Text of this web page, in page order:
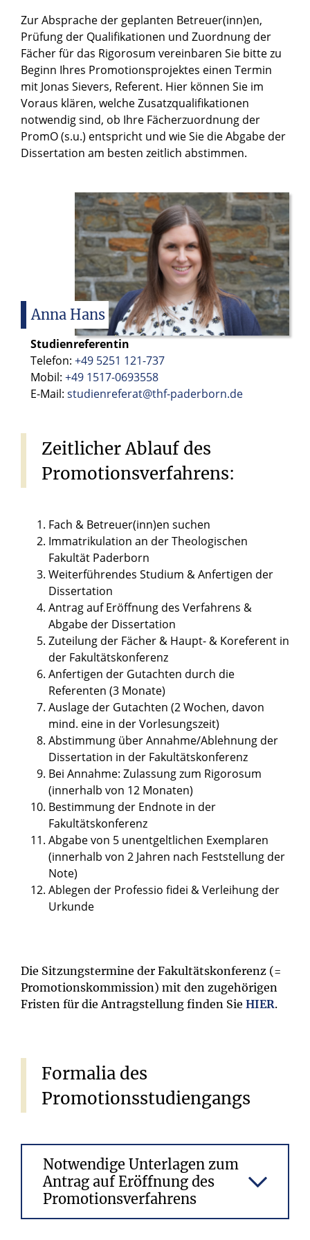
Zur Absprache der geplanten Betreuer(inn)en,
Prüfung der Qualifikationen und Zuordnung der
Fächer für das Rigorosum vereinbaren Sie bitte zu
Beginn Ihres Promotionsprojektes einen Termin
mit Jonas Sievers, Referent. Hier können Sie im
Voraus klären, welche Zusatzqualifikationen
notwendig sind, ob Ihre Fächerzuordnung der
PromO (s.u.) entspricht und wie Sie die Abgabe der
Dissertation am besten zeitlich abstimmen.
Anna Hans
Studienreferentin
Telefon: +49 5251 121-737
Mobil: +49 1517-0693558
E-Mail: studienreferat@thf-paderborn.de
ZeitlicherAblauf des
Promotionsverfahrens:
Fach & Betreuer(inn)en suchen
Immatrikulation an der Theologischen
Fakultät Paderborn
Weiterführendes Studium & Anfertigen der
Dissertation
Antrag auf Eröffnung des Verfahrens &
Abgabe der Dissertation
Zuteilung der Fächer & Haupt- & Koreferent in
der Fakultätskonferenz
Anfertigen der Gutachten durch die
Referenten (3 Monate)
Auslage der Gutachten (2 Wochen, davon
mind. eine in der Vorlesungszeit)
Abstimmung über Annahme/Ablehnung der
Dissertation in der Fakultätskonferenz
Bei Annahme: Zulassung zum Rigorosum
(innerhalb von 12 Monaten)
Bestimmung der Endnote in der
Fakultätskonferenz
Abgabe von 5 unentgeltlichen Exemplaren
(innerhalb von 2 Jahren nach Feststellung der
Note)
Ablegen der Professio fidei & Verleihung der
Urkunde
Die Sitzungstermine der Fakultätskonferenz (=
Promotionskommission) mit den zugehörigen
Fristen für die Antragstellung finden Sie HIER.
Formalia des
Promotionsstudiengangs
Notwendige Unterlagen zum
Antrag auf Eröffnung des
Promotionsverfahrens